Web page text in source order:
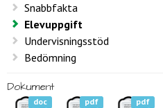
Snabbfakta
Elevuppgift
Undervisningsstöd
Bedömning
Dokument
doc pdf pdf